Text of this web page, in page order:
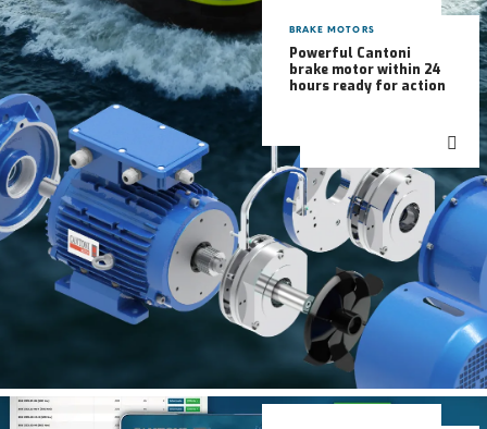
BRAKE MOTORS
Powerful Cantoni
brake motor within 24
hours ready for action